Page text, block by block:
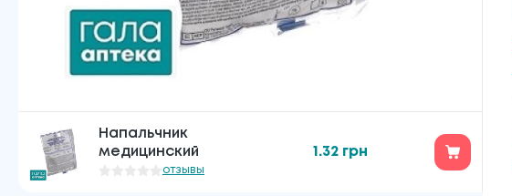
Напальчник
медицинский
отзывы
1.32 грн